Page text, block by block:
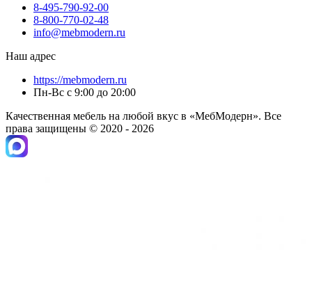
8-495-790-92-00
8-800-770-02-48
info@mebmodern.ru
Наш адрес
https://mebmodern.ru
Пн-Вс с 9:00 до 20:00
Качественная мебель на любой вкус в «МебМодерн». Все
права защищены © 2020 - 2026